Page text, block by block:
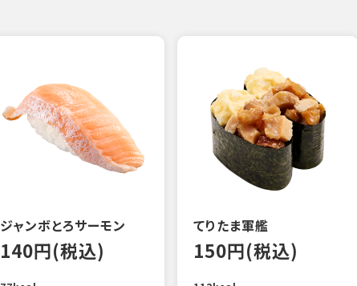
ジャンボとろサーモン
140円(税込)
てりたま軍艦
150円(税込)